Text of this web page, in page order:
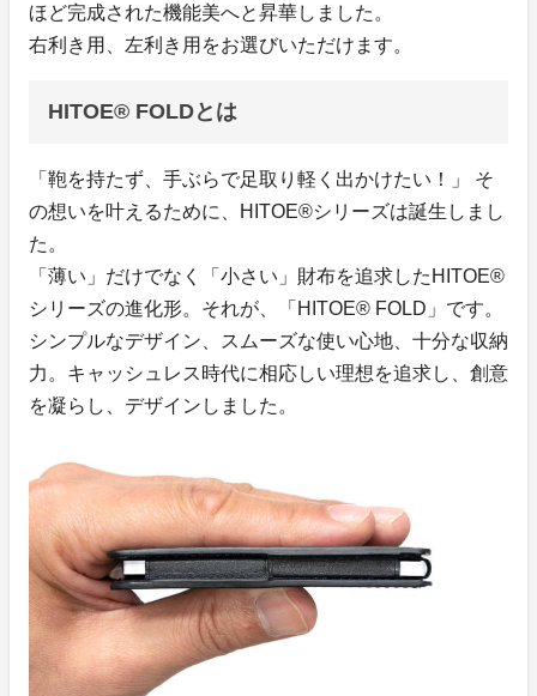
ほど完成された機能美へと昇華しました。
右利き用、左利き用をお選びいただけます。
HITOE® FOLDとは
「鞄を持たず、手ぶらで足取り軽く出かけたい！」 そ
の想いを叶えるために、HITOE®シリーズは誕生しまし
た。
「薄い」だけでなく「小さい」財布を追求したHITOE®
シリーズの進化形。それが、「HITOE® FOLD」です。
シンプルなデザイン、スムーズな使い心地、十分な収納
力。キャッシュレス時代に相応しい理想を追求し、創意
を凝らし、デザインしました。